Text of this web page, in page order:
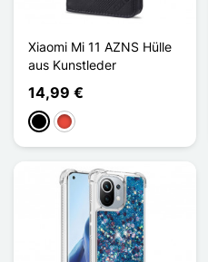
Xiaomi Mi 11 AZNS Hülle
aus Kunstleder
14,99 €
Schwarz
Rot